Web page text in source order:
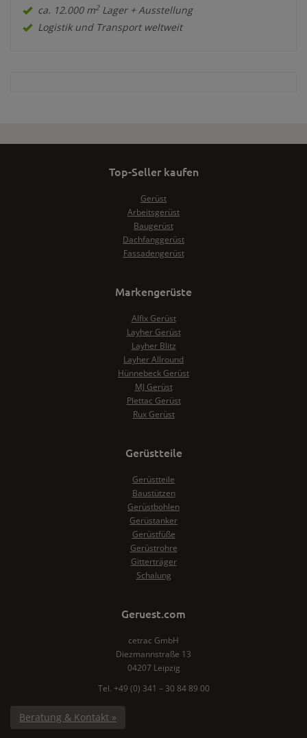
ca. 12.000 m2Lager + Ausstellung
Logistik und Transport weltweit
Top-Seller kaufen
Gerüst
Arbeitsgerüst
Baugerüst
Dachfanggerüst
Fassadengerüst
Markengerüste
Alfix Gerüst
Layher Gerüst
Layher Blitz
Layher Allround
Hünnebeck Gerüst
MJ Gerüst
Plettac Gerüst
Rux Gerüst
Gerüstteile
Gerüstteile
Baustützen
Gerüstbohlen
Gerüstanker
Gerüstfüße
Gerüstrohre
Gitterträger
Schalung
Geruest.com
cetrac GmbH
Diezmannstraße 13
04207 Leipzig
Tel. +49 (0) 341 – 30 84 89 00
Beratung & Kontakt »